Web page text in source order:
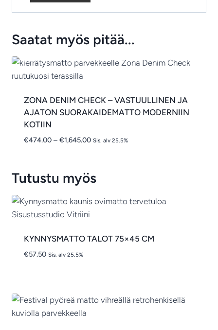
Saatat myös pitää...
ZONA DENIM CHECK – VASTUULLINEN JA
AJATON SUORAKAIDEMATTO MODERNIIN
KOTIIN
€474.00 – €1,645.00Hintaluokka:
Sis. alv 25.5%
Tutustu myös
KYNNYSMATTO TALOT 75×45 CM
€57.50 Sis. alv 25.5%